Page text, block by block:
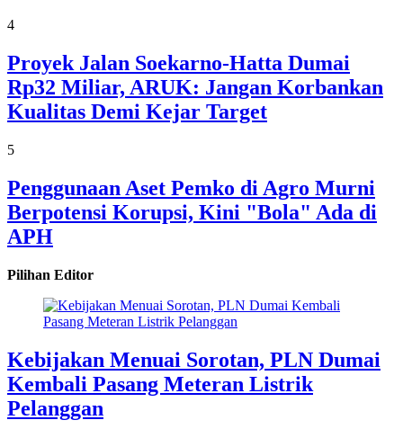
4
Proyek Jalan Soekarno-Hatta Dumai
Rp32 Miliar, ARUK: Jangan Korbankan
Kualitas Demi Kejar Target
5
Penggunaan Aset Pemko di Agro Murni
Berpotensi Korupsi, Kini "Bola" Ada di
APH
Pilihan Editor
Kebijakan Menuai Sorotan, PLN Dumai
Kembali Pasang Meteran Listrik
Pelanggan